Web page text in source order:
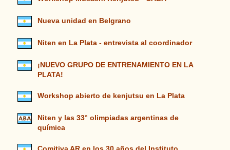
Nueva unidad en Belgrano
Niten en La Plata - entrevista al coordinador
¡NUEVO GRUPO DE ENTRENAMIENTO EN LA
PLATA!
Workshop abierto de kenjutsu en La Plata
Niten y las 33° olimpiadas argentinas de
química